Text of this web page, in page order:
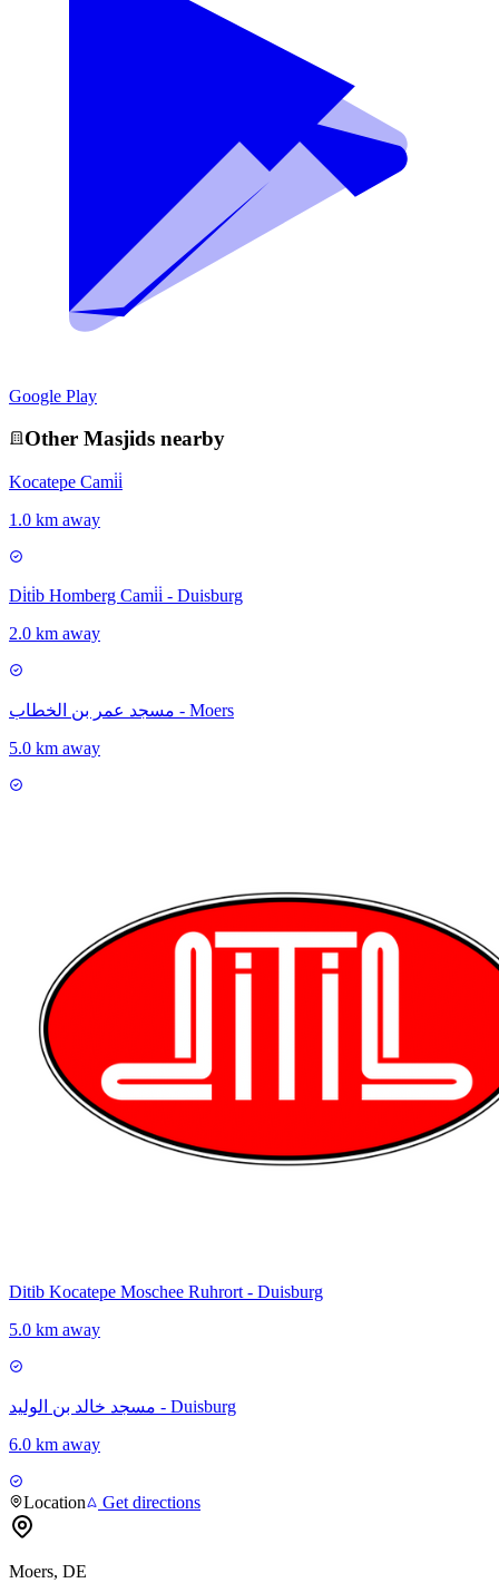
Google Play
Other Masjids nearby
Kocatepe Cami̇i̇
1.0 km away
Di̇ti̇b Homberg Cami̇i̇ - Duisburg
2.0 km away
مسجد عمر بن الخطاب - Moers
5.0 km away
Ditib Kocatepe Moschee Ruhrort - Duisburg
5.0 km away
مسجد خالد بن الوليد - Duisburg
6.0 km away
Location Get directions
Moers, DE